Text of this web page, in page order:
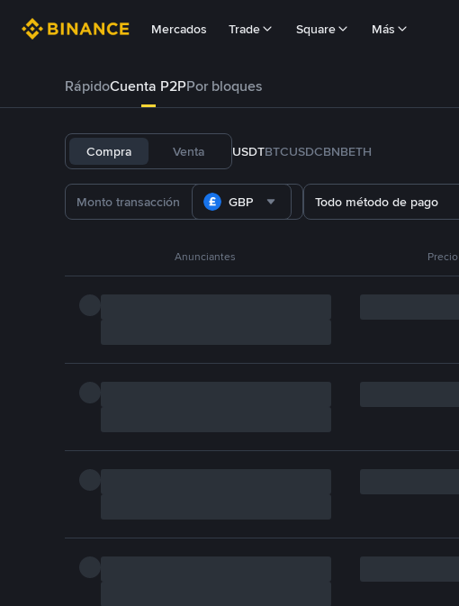
Mercados Trade Square Más
RápidoCuenta P2PPor bloques
Compra Venta USDTBTCUSDCBNBETH
GBP Todo método de pago
Anunciantes Precio